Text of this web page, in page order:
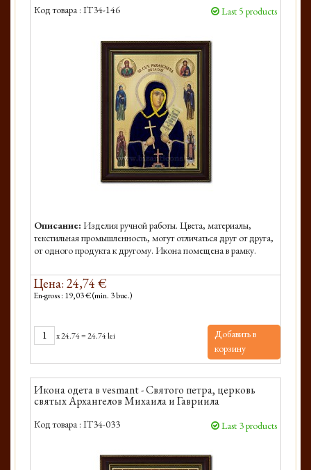
Код товара : IT34-146 Last 5 products
Описание: Изделия ручной работы. Цвета, материалы,
текстильная промышленность, могут отличаться друг от друга,
от одного продукта к другому. Икона помещена в рамку.
Цена: 24,74 €
En-gross : 19,03 € (min. 3 buc.)
x24.74=24.74 lei
Добавить в
корзину
Икона одета в vesmant - Святого петра, церковь
святых Архангелов Михаила и Гавриила
Код товара : IT34-033 Last 3 products